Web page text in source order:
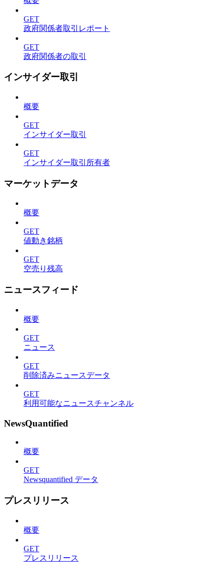
GET
政府関係者取引レポート
GET
政府関係者の取引
インサイダー取引
概要
GET
インサイダー取引
GET
インサイダー取引所有者
マーケットデータ
概要
GET
値動き銘柄
GET
空売り残高
ニュースフィード
概要
GET
ニュース
GET
削除済みニュースデータ
GET
利用可能なニュースチャンネル
NewsQuantified
概要
GET
Newsquantified データ
プレスリリース
概要
GET
プレスリリース